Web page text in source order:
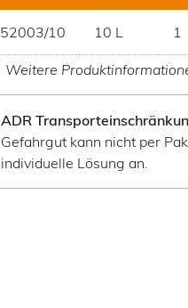
52003/10 10 L 1
Weitere
ADR
Gefahrgut kann nicht per
individuelle Lösung an.